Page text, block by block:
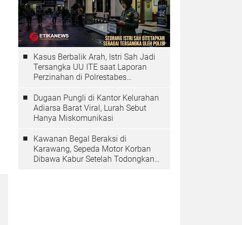
Kasus Berbalik Arah, Istri Sah Jadi
Tersangka UU ITE saat Laporan
Perzinahan di Polrestabes
Dugaan Pungli di Kantor Kelurahan
Adiarsa Barat Viral, Lurah Sebut
Hanya Miskomunikasi
Kawanan Begal Beraksi di
Karawang, Sepeda Motor Korban
Dibawa Kabur Setelah Todongkan